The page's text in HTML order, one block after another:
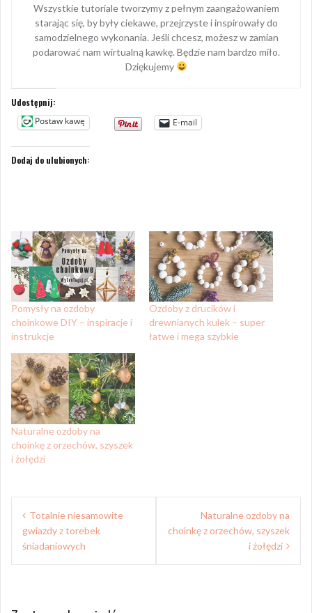
Wszystkie tutoriale tworzymy z pełnym zaangażowaniem
starając się, by były ciekawe, przejrzyste i inspirowały do
samodzielnego wykonania. Jeśli chcesz, możesz w zamian
podarować nam wirtualną kawkę. Będzie nam bardzo miło.
Dziękujemy
Udostępnij:
Postaw kawę
E-mail
Dodaj do ulubionych:
Pomysły na ozdoby
choinkowe DIY – inspiracje i
instrukcje
Ozdoby z drucików i
drewnianych kulek – super
łatwe i mega szybkie
Naturalne ozdoby na
choinkę z orzechów, szyszek
i żołędzi
Nawigacja
wpisu
Totalnie niesamowite
gwiazdy z torebek
śniadaniowych
Naturalne ozdoby na
choinkę z orzechów, szyszek
i żołędzi